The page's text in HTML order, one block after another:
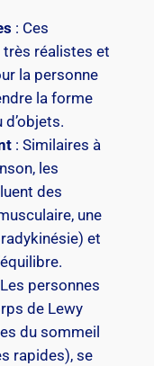
: Ces
réalistes et
la personne
la forme
d’objets.
: Similaires à
les
des
une
et
personnes
de Lewy
du sommeil
rapides), se